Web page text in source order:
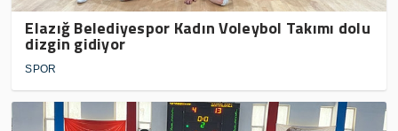
Elazığ Belediyespor Kadın Voleybol Takımı dolu
dizgin gidiyor
SPOR